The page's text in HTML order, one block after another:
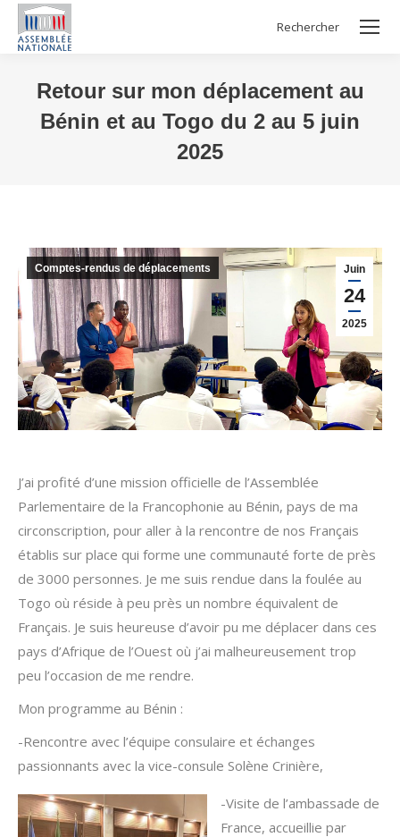
Search:
Rechercher
Retour sur mon déplacement au
Bénin et au Togo du 2 au 5 juin
2025
Juin
24
2025
Comptes-rendus de déplacements
J’ai profité d’une mission officielle de l’Assemblée
Parlementaire de la Francophonie au Bénin, pays de ma
circonscription, pour aller à la rencontre de nos Français
établis sur place qui forme une communauté forte de près
de 3000 personnes. Je me suis rendue dans la foulée au
Togo où réside à peu près un nombre équivalent de
Français. Je suis heureuse d’avoir pu me déplacer dans ces
pays d’Afrique de l’Ouest où j’ai malheureusement trop
peu l’occasion de me rendre.
Mon programme au Bénin :
-Rencontre avec l’équipe consulaire et échanges
passionnants avec la vice-consule Solène Crinière,
-Visite de l’ambassade de
France, accueillie par